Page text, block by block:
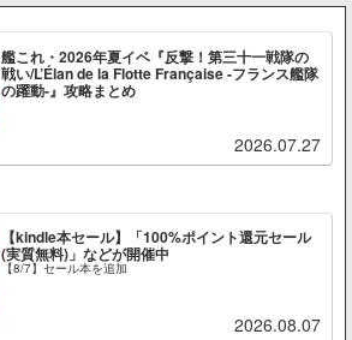
艦これ・2026年夏イベ『反撃！第三十一戦隊の
戦い/L’Élan de la Flotte Française -フランス艦隊
の躍動-』攻略まとめ
2026.07.27
【kindle本セール】「100%ポイント還元セール
(実質無料)」などが開催中
【8/7】セール本を追加
2026.08.07